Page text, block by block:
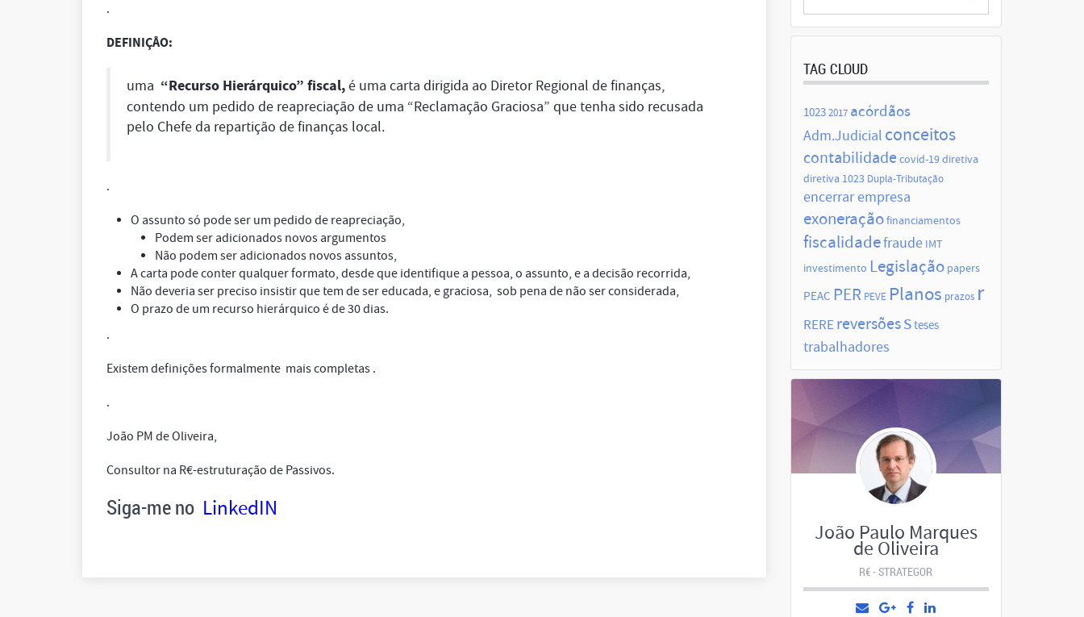
.
DEFINIÇÂO:
uma “Recurso Hierárquico” fiscal,é uma carta dirigida ao Diretor Regional de finanças,
contendo um pedido de reapreciação de uma “Reclamação Graciosa” que tenha sido recusada
pelo Chefe da repartição de finanças local.
.
O assunto só pode ser um pedido de reapreciação,
Podem ser adicionados novos argumentos
Não podem ser adicionados novos assuntos,
A carta pode conter qualquer formato, desde que identifique a pessoa, o assunto, e a decisão recorrida,
Não deveria ser preciso insistir que tem de ser educada, e graciosa, sob pena de não ser considerada,
O prazo de um recurso hierárquico é de 30 dias.
.
Existem definições formalmente mais completas .
.
João PM de Oliveira,
Consultor na R€-estruturação de Passivos.
Siga-me no LinkedIN
TAG CLOUD
10232017 acórdãos
Adm.Judicial conceitos
contabilidade covid-19diretiva
diretiva 1023 Dupla-Tributação
encerrar empresa
exoneraçãofinanciamentos
fiscalidadefraude IMT
investimento Legislação papers
PEAC PER PEVE Planos prazos r
RERE reversõessteses
trabalhadores
João Paulo Marques
de Oliveira
R€ - STRATEGOR